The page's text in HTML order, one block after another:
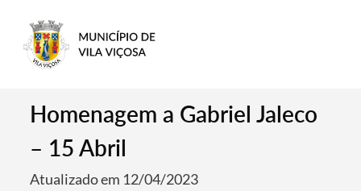
Homenagem a Gabriel Jaleco
– 15 Abril
Atualizado em 12/04/2023